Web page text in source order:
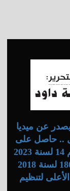
عن ميديا
.. حاصل على
ترخيص المجلس الأعلى لتنظيم الإعلام رقم 14 لسنة 2023
ويعمل وفقا لقراراته وطبقا للقانون رقم 180 لسنة 2018
لتنظيم